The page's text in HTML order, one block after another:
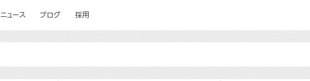
ニュース ブログ 採用